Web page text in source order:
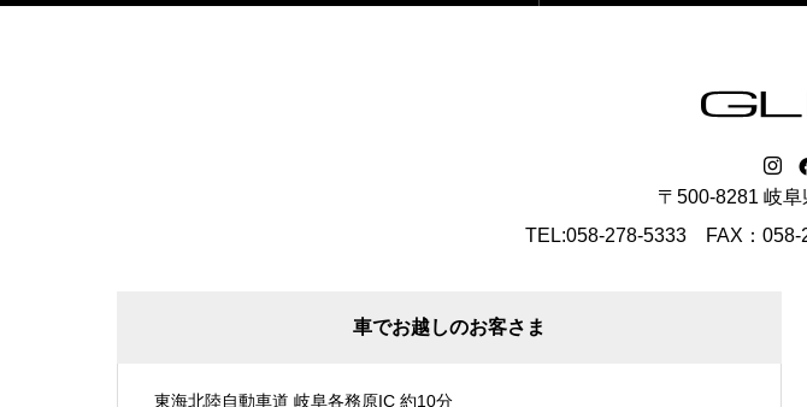
〒500-8281 岐
TEL:058-278-5333 FAX：
車でお越しのお客さま
東海北陸自動車道 岐阜各務原IC 約10分